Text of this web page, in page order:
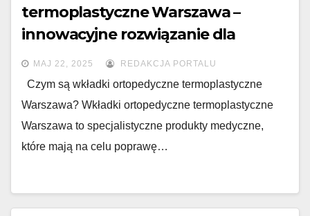
termoplastyczne Warszawa –
innowacyjne rozwiązanie dla
zdrowia stóp
MAJ 22, 2025 REDAKCJA PORTALU
Czym są wkładki ortopedyczne termoplastyczne
Warszawa? Wkładki ortopedyczne termoplastyczne
Warszawa to specjalistyczne produkty medyczne,
które mają na celu poprawę…